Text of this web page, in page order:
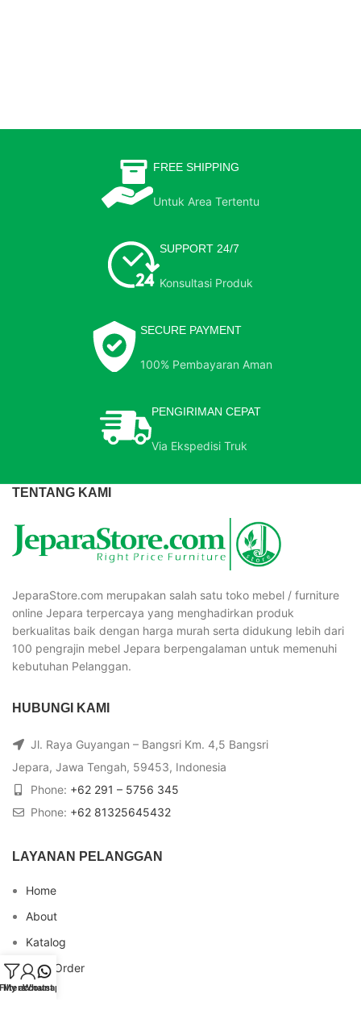
FREE SHIPPING
Untuk Area Tertentu
SUPPORT 24/7
Konsultasi Produk
SECURE PAYMENT
100% Pembayaran Aman
PENGIRIMAN CEPAT
Via Ekspedisi Truk
TENTANG KAMI
JeparaStore.com merupakan salah satu toko mebel / furniture
online Jepara terpercaya yang menghadirkan produk
berkualitas baik dengan harga murah serta didukung lebih dari
100 pengrajin mebel Jepara berpengalaman untuk memenuhi
kebutuhan Pelanggan.
HUBUNGI KAMI
Jl. Raya Guyangan – Bangsri Km. 4,5 Bangsri
Jepara, Jawa Tengah, 59453, Indonesia
Phone: +62 291 – 5756 345
Phone: +62 81325645432
LAYANAN PELANGGAN
Home
About
Katalog
Cara Order
Blog
My account
Whatsapp